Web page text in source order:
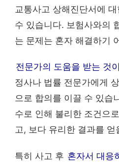
교통사고 상해진단서에
수 있습니다. 보험사와의
는 문제는 혼자 해결하기
전문가의 도움을 받는 것
정사나 법률 전문가에게
으로 합의를 이끌 수 있습
수로 인해 불리한 조건으
고, 보다 유리한 결과를 얻
특히 사고 후 혼자서 대응